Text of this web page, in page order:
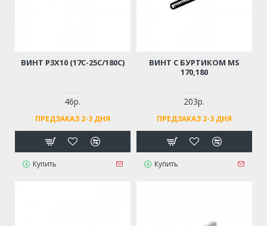
ВИНТ Р3Х10 (17С-25С/180С)
46р.
ПРЕДЗАКАЗ 2-3 ДНЯ
Купить
ВИНТ С БУРТИКОМ MS
170,180
203р.
ПРЕДЗАКАЗ 2-3 ДНЯ
Купить